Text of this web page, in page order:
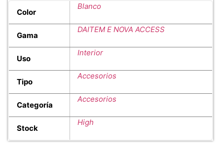
Color
Blanco
Gama
DAITEM E NOVA ACCESS
Uso
Interior
Tipo
Accesorios
Categoría
Accesorios
Stock
High